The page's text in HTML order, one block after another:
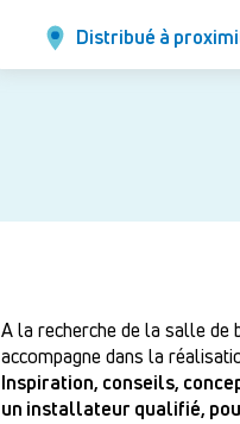
Distribué à
A la recherche de la salle de
accompagne dans la
Inspiration, conseils,
un installateur qualifié,